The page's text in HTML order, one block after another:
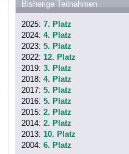
Bisherige Teilnahmen
2025: 7. Platz
2024: 4. Platz
2023: 5. Platz
2022: 12. Platz
2019: 3. Platz
2018: 4. Platz
2017: 5. Platz
2016: 5. Platz
2015: 2. Platz
2014: 2. Platz
2013: 10. Platz
2004: 6. Platz